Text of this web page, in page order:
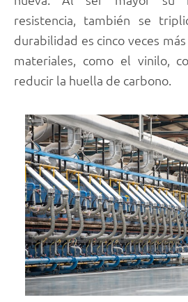
resistencia, también se
durabilidad es cinco veces
materiales, como el vinilo,
reducir la huella de carbono.